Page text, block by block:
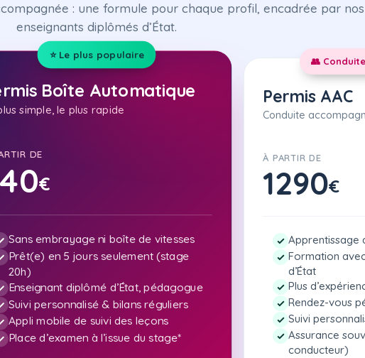
: une formule pour chaque profil, encadrée par nos
enseignants diplômés d’État.
⭐ Le plus populaire
Boîte Automatique
simple, le plus rapide
DE
€
Sans embrayage ni boîte de vitesses
Prêt(e) en 5 jours seulement (stage
20h)
Enseignant diplômé d’État, pédagogue
Suivi personnalisé & bilans réguliers
Appli mobile de suivi des leçons
Place d’examen à l’issue du stage*
👥
Permis AAC
Conduite
À PARTIR DE
1290€
Apprentissage
Formation
d’État
Plus
Rendez-vous
Suivi
Assurance
conducteur)